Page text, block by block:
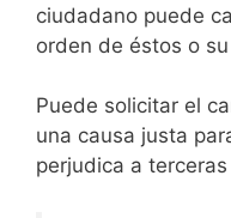
ciudadano puede
orden de éstos o
Puede solicitar el
una causa justa
perjudica a